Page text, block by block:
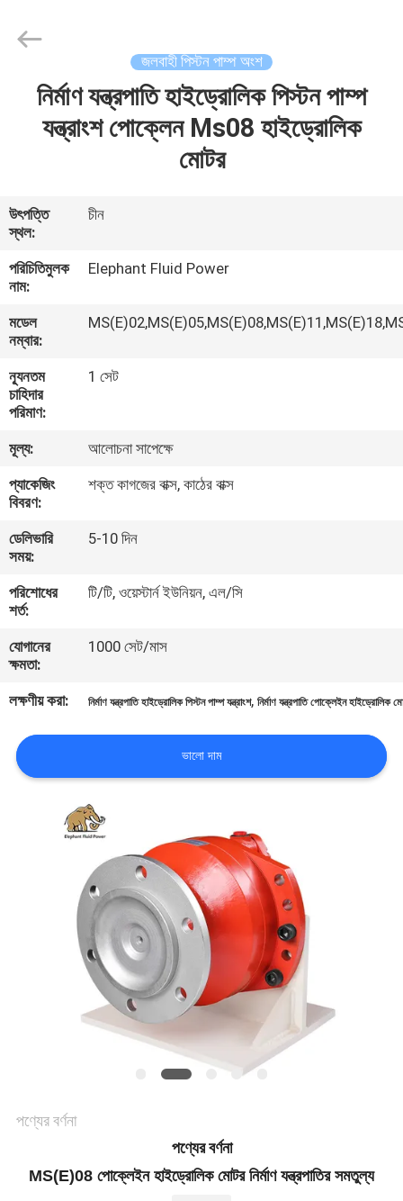
আমাদের
সম্পর্কে
ভ্রমণ
মান
নিয়ন্ত্রণ
যোগাযোগ
করুন
খবর
সাইট
PRIVACY
POLICY
Power
Co.,Ltd.
Reserved.
জলবাহী পিস্টন পাম্প অংশ
নির্মাণ যন্ত্রপাতি হাইড্রোলিক পিস্টন পাম্প
যন্ত্রাংশ পোক্লেন Ms08 হাইড্রোলিক
মোটর
উৎপত্তি
স্থল:
চীন
পরিচিতিমুলক
নাম:
Elephant Fluid Power
মডেল
নম্বার:
ন্যূনতম
চাহিদার
পরিমাণ:
1 সেট
মূল্য:
আলোচনা সাপেক্ষে
প্যাকেজিং
বিবরণ:
শক্ত কাগজের বাক্স, কাঠের বাক্স
ডেলিভারি
সময়:
5-10 দিন
পরিশোধের
শর্ত:
টি/টি, ওয়েস্টার্ন ইউনিয়ন, এল/সি
যোগানের
ক্ষমতা:
1000 সেট/মাস
লক্ষণীয় করা: নির্মাণ যন্ত্রপাতি হাইড্রোলিক পিস্টন পাম্প যন্ত্রাংশ,নির্মাণ যন্ত্রপাতি পোক্লেইন হাইড্রোলিক
ভালো দাম
পণ্যের বর্ণনা
পণ্যের বর্ণনা
MS(E)08 পোক্লেইন হাইড্রোলিক মোটর নির্মাণ যন্ত্রপাতির সমতুল্য